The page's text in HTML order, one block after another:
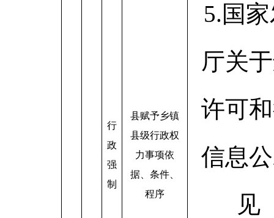
5.国
厅关
许可
信息
见
行
政
强
制
县赋予乡镇
县级行政权
力事项依
据、条件、
程序